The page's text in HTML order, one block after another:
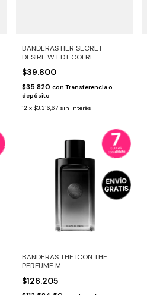
BANDERAS HER SECRET
DESIRE W EDT COFRE
$39.800
$35.820con Transferencia o
depósito
12 x$3.316,67 sin interés
BANDERAS THE ICON THE
PERFUME M
$126.205